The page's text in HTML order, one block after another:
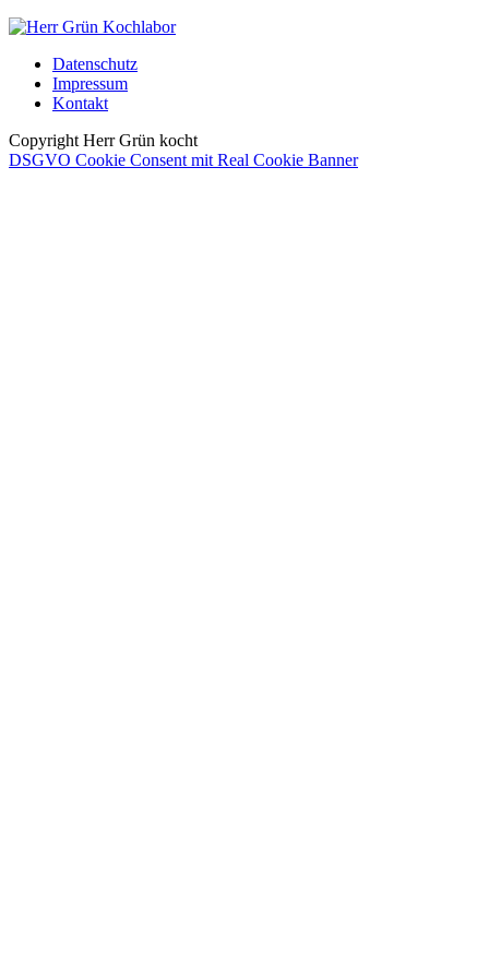
Datenschutz
Impressum
Kontakt
Copyright Herr Grün kocht
DSGVO Cookie Consent mit Real Cookie Banner